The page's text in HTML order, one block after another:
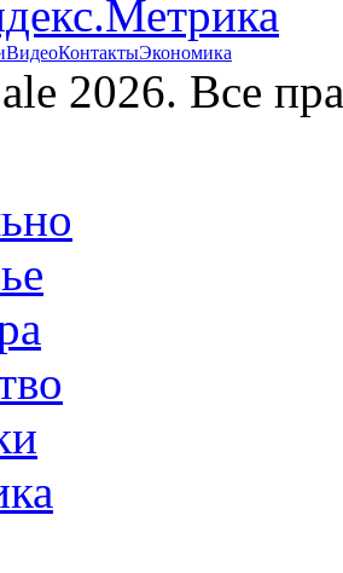
ВидеоКонтактыЭкономика
2026. Все